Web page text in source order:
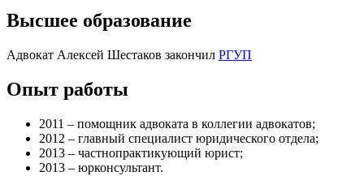
Высшее образование
Адвокат Алексей Шестаков закончил РГУП
Опыт работы
2011 – помощник адвоката в коллегии адвокатов;
2012 – главный специалист юридического отдела;
2013 – частнопрактикующий юрист;
2013 – юрконсультант.